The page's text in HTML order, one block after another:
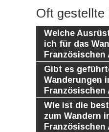
Oft gestellte
Welche
ich für das
Französischen
Gibt es
Wanderungen
Französischen
Wie ist die
zum Wandern
Französischen